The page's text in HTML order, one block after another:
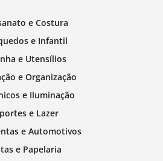
e Costura
e Infantil
e Utensílios
e Organização
e Iluminação
e Lazer
e Automotivos
e Papelaria